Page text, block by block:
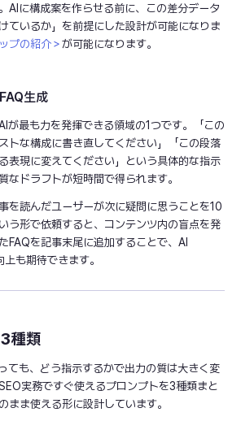
AIに構成案を作らせる前に、この差分データ
ているか」を前提にした設計が可能になりま
プの紹介＞が可能になります。
生成
が最も力を発揮できる領域の1つです。「この
トな構成に書き直してください」「この段落
表現に変えてください」という具体的な指示
なドラフトが短時間で得られます。
を読んだユーザーが次に疑問に思うことを10
う形で依頼すると、コンテンツ内の盲点を発
FAQを記事末尾に追加することで、AI
も期待できます。
種類
ても、どう指示するかで出力の質は大きく変
実務ですぐ使えるプロンプトを3種類まと
まま使える形に設計しています。